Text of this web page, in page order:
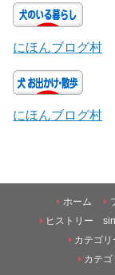
にほんブログ村
にほんブログ村
ホーム
ヒストリー
カテゴ
カテ